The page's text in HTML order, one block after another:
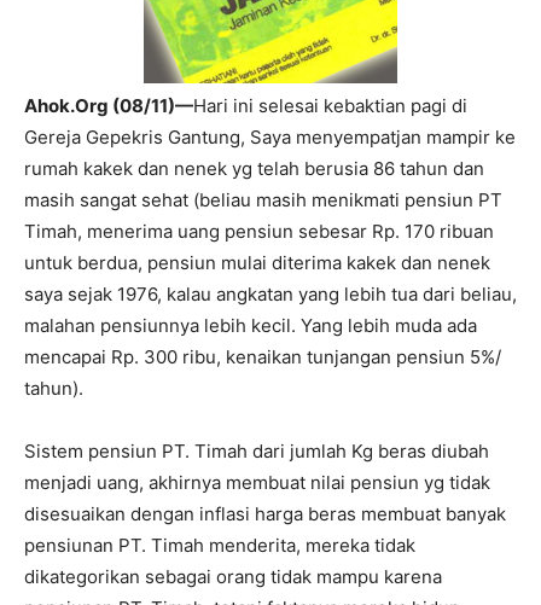
Ahok.Org (08/11)—Hari ini selesai kebaktian pagi di
Gereja Gepekris Gantung, Saya menyempatjan mampir ke
rumah kakek dan nenek yg telah berusia 86 tahun dan
masih sangat sehat (beliau masih menikmati pensiun PT
Timah, menerima uang pensiun sebesar Rp. 170 ribuan
untuk berdua, pensiun mulai diterima kakek dan nenek
saya sejak 1976, kalau angkatan yang lebih tua dari beliau,
malahan pensiunnya lebih kecil. Yang lebih muda ada
mencapai Rp. 300 ribu, kenaikan tunjangan pensiun 5%/
tahun).
Sistem pensiun PT. Timah dari jumlah Kg beras diubah
menjadi uang, akhirnya membuat nilai pensiun yg tidak
disesuaikan dengan inflasi harga beras membuat banyak
pensiunan PT. Timah menderita, mereka tidak
dikategorikan sebagai orang tidak mampu karena